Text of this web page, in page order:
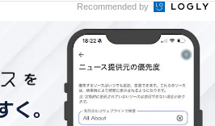
黄泉が心地よく何度も入りた
Recommended by